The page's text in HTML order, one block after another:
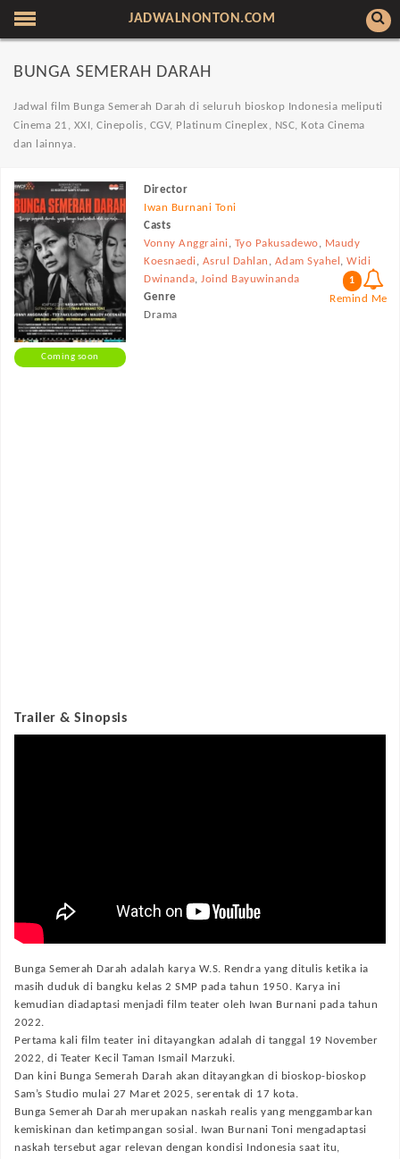
JADWALNONTON.COM
BUNGA SEMERAH DARAH
Jadwal film Bunga Semerah Darah di seluruh bioskop Indonesia meliputi
Cinema 21, XXI, Cinepolis, CGV, Platinum Cineplex, NSC, Kota Cinema
dan lainnya.
Coming soon
Director
Iwan Burnani Toni
Casts
Vonny Anggraini, Tyo Pakusadewo, Maudy
Koesnaedi, Asrul Dahlan , Adam Syahel ,Widi
Dwinanda,Joind Bayuwinanda
Genre
Drama
1
Remind Me
Trailer & Sinopsis
Bunga Semerah Darah adalah karya W.S. Rendra yang ditulis ketika ia
masih duduk di bangku kelas 2 SMP pada tahun 1950. Karya ini
kemudian diadaptasi menjadi film teater oleh Iwan Burnani pada tahun
2022.
Pertama kali film teater ini ditayangkan adalah di tanggal 19 November
2022, di Teater Kecil Taman Ismail Marzuki.
Dan kini Bunga Semerah Darah akan ditayangkan di bioskop-bioskop
Sam’s Studio mulai 27 Maret 2025, serentak di 17 kota.
Bunga Semerah Darah merupakan naskah realis yang menggambarkan
kemiskinan dan ketimpangan sosial. Iwan Burnani Toni mengadaptasi
naskah tersebut agar relevan dengan kondisi Indonesia saat itu,